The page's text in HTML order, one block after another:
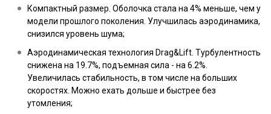
Компактный размер. Оболочка стала на 4% меньше, чем у
модели прошлого поколения. Улучшилась аэродинамика,
снизился уровень шума;
Аэродинамическая технология Drag&Lift. Турбулентность
снижена на 19.7%, подъемная сила - на 6.2%.
Увеличилась стабильность, в том числе на больших
скоростях. Можно ехать дольше и быстрее без
утомления;